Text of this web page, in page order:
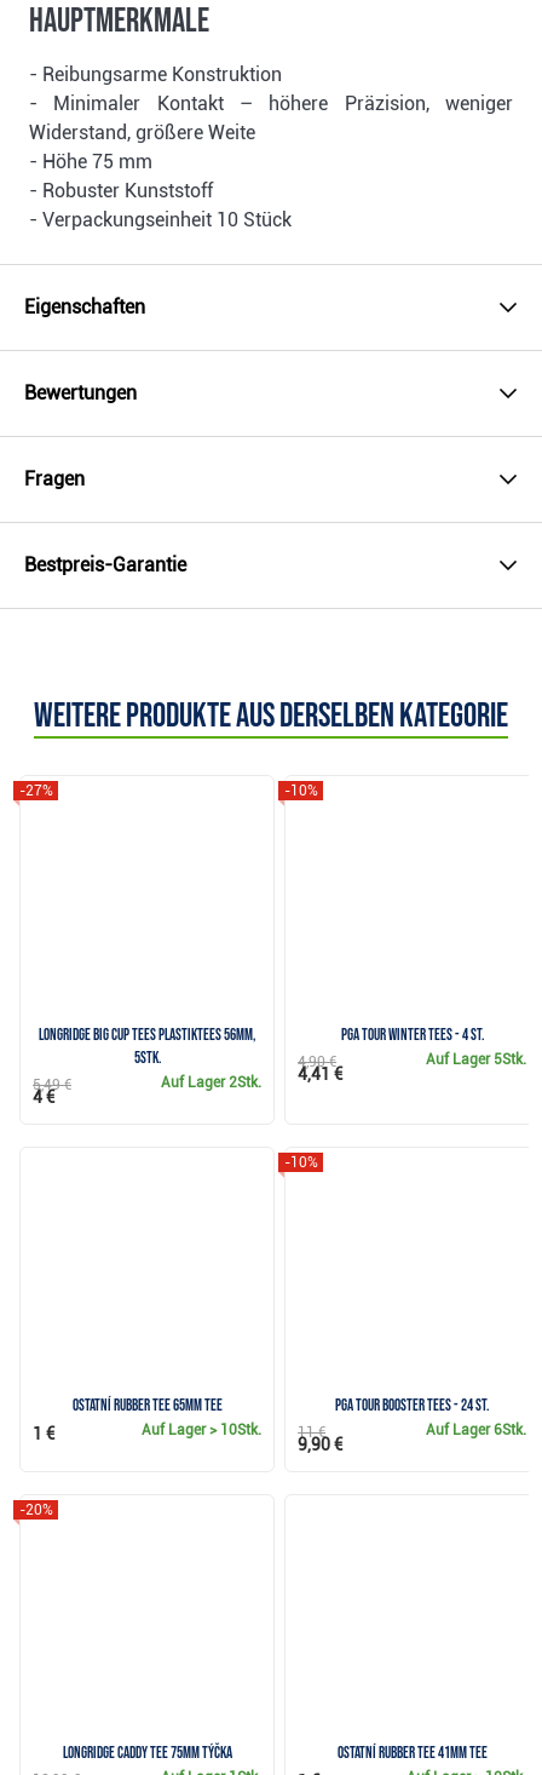
Hauptmerkmale
- Reibungsarme Konstruktion
- Minimaler Kontakt – höhere Präzision, weniger
Widerstand, größere Weite
- Höhe 75 mm
- Robuster Kunststoff
- Verpackungseinheit 10 Stück
Eigenschaften
Bewertungen
Fragen
Bestpreis-Garantie
Weitere Produkte aus derselben Kategorie
Longridge Big Cup Tees Plastiktees 56mm,
5Stk.
-27%
Auf Lager 2Stk.
5,49 €
4 €
PGA Tour Winter Tees - 4 St.
-10%
Auf Lager 5Stk.
4,90 €
4,41 €
Ostatní Rubber Tee 65mm Tee
Auf Lager> 10Stk.
1 €
PGA Tour Booster Tees - 24 St.
-10%
Auf Lager6Stk.
11 €
9,90 €
Longridge Caddy Tee 75mm Týčka
-20%
Ostatní Rubber Tee 41mm Tee